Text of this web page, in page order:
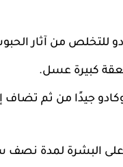
من آثار
كبيرة عسل.
جيدًا من ثم تضاف
البشرة لمدة نصف